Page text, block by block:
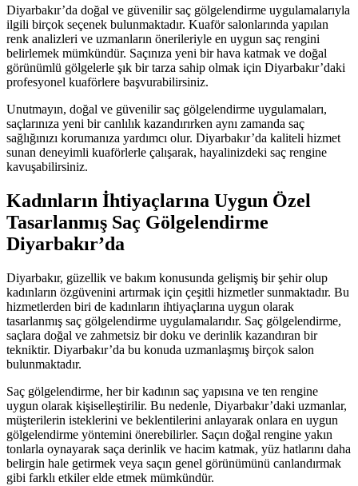
Diyarbakır’da doğal ve güvenilir saç gölgelendirme uygulamalarıyla
ilgili birçok seçenek bulunmaktadır. Kuaför salonlarında yapılan
renk analizleri ve uzmanların önerileriyle en uygun saç rengini
belirlemek mümkündür. Saçınıza yeni bir hava katmak ve doğal
görünümlü gölgelerle şık bir tarza sahip olmak için Diyarbakır’daki
profesyonel kuaförlere başvurabilirsiniz.
Unutmayın, doğal ve güvenilir saç gölgelendirme uygulamaları,
saçlarınıza yeni bir canlılık kazandırırken aynı zamanda saç
sağlığınızı korumanıza yardımcı olur. Diyarbakır’da kaliteli hizmet
sunan deneyimli kuaförlerle çalışarak, hayalinizdeki saç rengine
kavuşabilirsiniz.
Kadınların İhtiyaçlarına Uygun Özel
Tasarlanmış Saç Gölgelendirme
Diyarbakır’da
Diyarbakır, güzellik ve bakım konusunda gelişmiş bir şehir olup
kadınların özgüvenini artırmak için çeşitli hizmetler sunmaktadır. Bu
hizmetlerden biri de kadınların ihtiyaçlarına uygun olarak
tasarlanmış saç gölgelendirme uygulamalarıdır. Saç gölgelendirme,
saçlara doğal ve zahmetsiz bir doku ve derinlik kazandıran bir
tekniktir. Diyarbakır’da bu konuda uzmanlaşmış birçok salon
bulunmaktadır.
Saç gölgelendirme, her bir kadının saç yapısına ve ten rengine
uygun olarak kişiselleştirilir. Bu nedenle, Diyarbakır’daki uzmanlar,
müşterilerin isteklerini ve beklentilerini anlayarak onlara en uygun
gölgelendirme yöntemini önerebilirler. Saçın doğal rengine yakın
tonlarla oynayarak saça derinlik ve hacim katmak, yüz hatlarını daha
belirgin hale getirmek veya saçın genel görünümünü canlandırmak
gibi farklı etkiler elde etmek mümkündür.